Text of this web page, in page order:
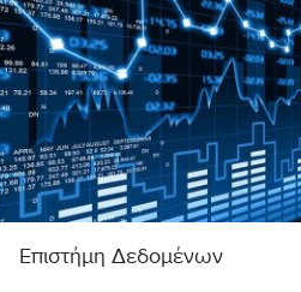
Επιστήμη Δεδομένων